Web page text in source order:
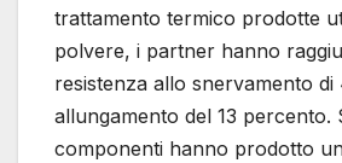
trattamento termico prodotte
polvere, i partner hanno
resistenza allo snervamento
allungamento del 13 percento.
componenti hanno prodotto